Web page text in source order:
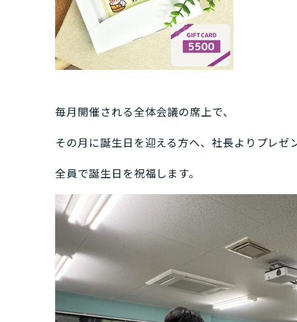
毎月開催される全体会議の席上で、
その月に誕生日を迎える方へ、社長よりプレゼ
全員で誕生日を祝福します。